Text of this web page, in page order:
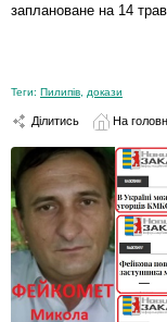
заплановане на 14
Теги: Пилипів докази
Ділитись На